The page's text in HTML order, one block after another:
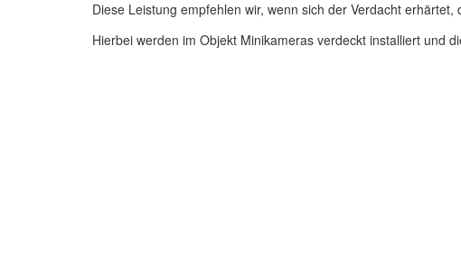
Diese Leistung empfehlen wir, wenn sich der Verdacht
Hierbei werden im Objekt Minikameras verdeckt installiert und